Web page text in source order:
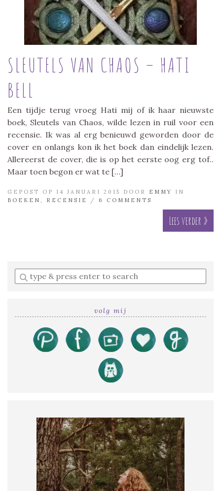
SLEUTELS VAN CHAOS – HATI
BELL
Een tijdje terug vroeg Hati mij of ik haar nieuwste
boek, Sleutels van Chaos, wilde lezen in ruil voor een
recensie. Ik was al erg benieuwd geworden door de
cover en onlangs kon ik het boek dan eindelijk lezen.
Allereerst de cover, die is op het eerste oog erg tof..
Maar toen begon er wat te […]
GEPOST OP 14 JANUARI 2015 DOOR EMMY
IN
BOEKEN
RECENSIE / 6 COMMENTS
Lees verder »
Enter
a
volg mij